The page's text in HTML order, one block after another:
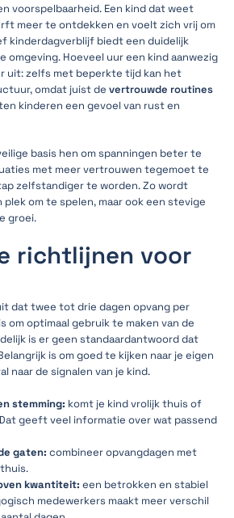
voorspelbaarheid. Een kind dat weet
meer te ontdekken en voelt zich vrij om
kinderdagverblijf biedt een duidelijk
omgeving. Hoeveel uur een kind aanwezig
uit: zelfs met beperkte tijd kan het
omdat juist de vertrouwde routines
kinderen een gevoel van rust en
basis hen om spanningen beter te
met meer vertrouwen tegemoet te
zelfstandiger te worden. Zo wordt
om te spelen, maar ook een stevige
groei.
richtlijnen voor
dat twee tot drie dagen opvang per
om optimaal gebruik te maken van de
is er geen standaardantwoord dat
is om goed te kijken naar je eigen
naar de signalen van je kind.
stemming: komt je kind vrolijk thuis of
geeft veel informatie over wat passend
gaten: combineer opvangdagen met
kwantiteit: een betrokken en stabiel
medewerkers maakt meer verschil